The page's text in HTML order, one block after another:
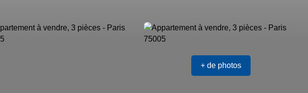
+ de photos